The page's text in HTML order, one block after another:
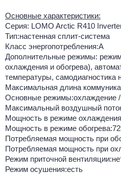
Основные характеристики:
Серия: LOMO Arctic R410
Тип:настенная сплит-система
Класс энергопотребления:A
Дополнительные режимы:
охлаждения и обогрева),
температуры, самодиагностика
Максимальная длина
Основные режимы:охлаждение /
Максимальный воздушный
Мощность в режиме
Мощность в режиме
Потребляемая мощность при
Потребляемая мощность при
Режим приточной
Режим осушения:есть